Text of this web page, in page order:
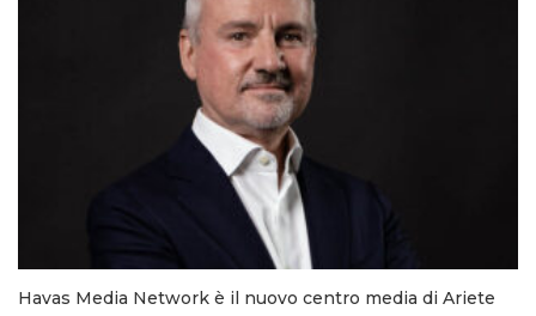
Havas Media Network è il nuovo centro media di Ariete